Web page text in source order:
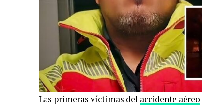
Las primeras víctimas del accidente aéreo